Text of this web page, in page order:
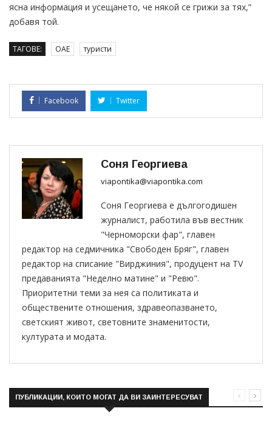
ясна информация и усещането, че някой се грижи за тях,”
добавя той.
ТАГОВЕ: ОАЕ туристи
Facebook Twitter
Соня Георгиева
viapontika@viapontika.com
Соня Георгиева е дългогодишен
журналист, работила във вестник
"Черноморски фар", главен
редактор на седмичника "Свободен Бряг", главен
редактор на списание "Вирджиния", продуцент на TV
предаванията "Неделно матине" и "Ревю".
Приоритетни теми за нея са политиката и
обществените отношения, здравеопазването,
светският живот, световните знаменитости,
културата и модата.
ПУБЛИКАЦИИ, КОИТО МОГАТ ДА ВИ ЗАИНТЕРЕСУВАТ